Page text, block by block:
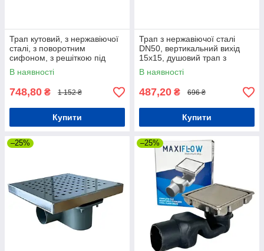
Трап кутовий, з нержавіючої
сталі, з поворотним
сифоном, з решіткою під
плитку
В наявності
748,80 ₴ 1 152 ₴
Купити
Трап з нержавіючої сталі
DN50, вертикальний вихід
15х15, душовий трап з
гідрозатвором
В наявності
487,20 ₴ 696 ₴
Купити
–25% –25%